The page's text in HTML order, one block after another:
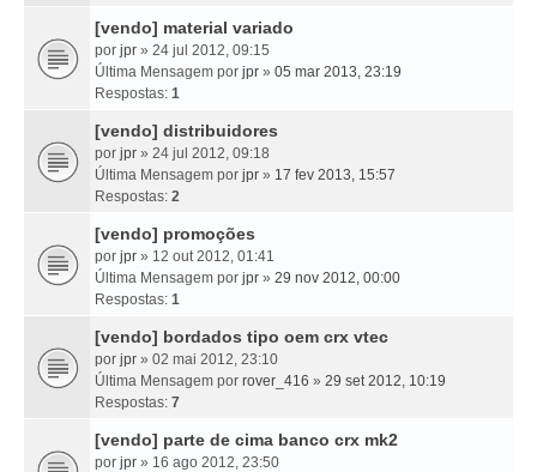
[vendo] material variado
por jpr » 24 jul 2012, 09:15
Última Mensagem por jpr » 05 mar 2013, 23:19
Respostas: 1
[vendo] distribuidores
por jpr » 24 jul 2012, 09:18
Última Mensagem por jpr » 17 fev 2013, 15:57
Respostas: 2
[vendo] promoções
por jpr » 12 out 2012, 01:41
Última Mensagem por jpr » 29 nov 2012, 00:00
Respostas: 1
[vendo] bordados tipo oem crx vtec
por jpr » 02 mai 2012, 23:10
Última Mensagem por rover_416 » 29 set 2012, 10:19
Respostas: 7
[vendo] parte de cima banco crx mk2
por jpr » 16 ago 2012, 23:50